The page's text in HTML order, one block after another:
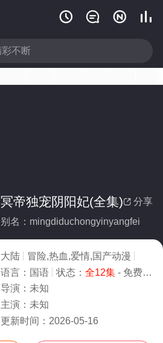
   
 分享
冥帝独宠阴阳妃(全集)
别名：mingdiduchongyinyangfei
大陆 冒险,热血,爱情,国产动漫
语言： 国语 状态： 全12集- 免费在线观看
导演： 未知
主演： 未知
更新时间： 2026-05-16